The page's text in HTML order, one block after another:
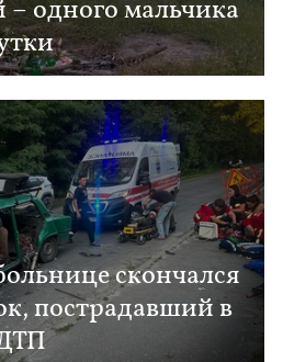
– одного мальчика
скончался
пострадавший в